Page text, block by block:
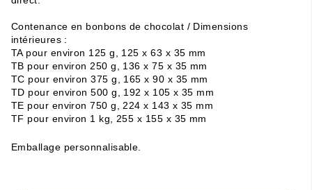
Contenance en bonbons de chocolat / Dimensions
intérieures :
TA pour environ 125 g, 125 x 63 x 35 mm
TB pour environ 250 g, 136 x 75 x 35 mm
TC pour environ 375 g, 165 x 90 x 35 mm
TD pour environ 500 g, 192 x 105 x 35 mm
TE pour environ 750 g, 224 x 143 x 35 mm
TF pour environ 1 kg, 255 x 155 x 35 mm
Emballage personnalisable